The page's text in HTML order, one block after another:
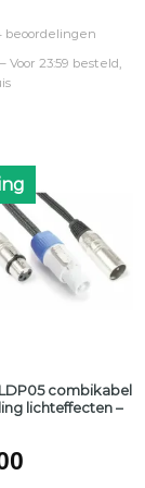
€89,00.
beoordelingen
Voor 23:59 besteld,
combikabel
lichteffecten –
Huidige